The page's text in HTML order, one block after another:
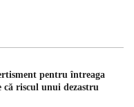
pentru întreaga
că riscul unui dezastru